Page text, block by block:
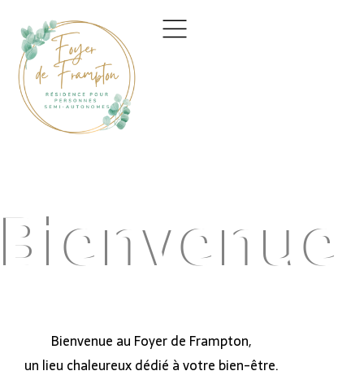
Accueil
Bienvenue
Bienvenue au Foyer de Frampton,
un lieu chaleureux dédié à votre bien-être.